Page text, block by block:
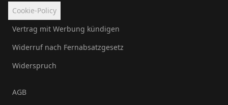
Cookie-Policy
Vertrag mit Werbung kündigen
Widerruf nach Fernabsatzgesetz
Widerspruch
AGB